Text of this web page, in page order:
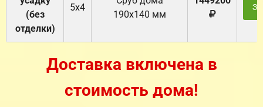
(без
отделки)
5х4
190х140 мм
Доставка включена в
стоимость дома!